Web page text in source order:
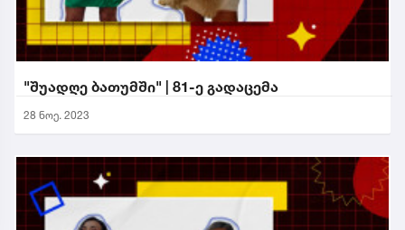
"შუადღე ბათუმში" | 81-ე გადაცემა
28 ნოე. 2023